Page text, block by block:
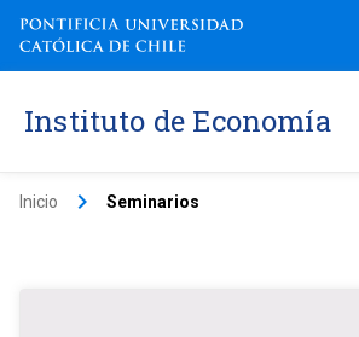
Instituto de Economía
Inicio keyboard_arrow_right Seminarios